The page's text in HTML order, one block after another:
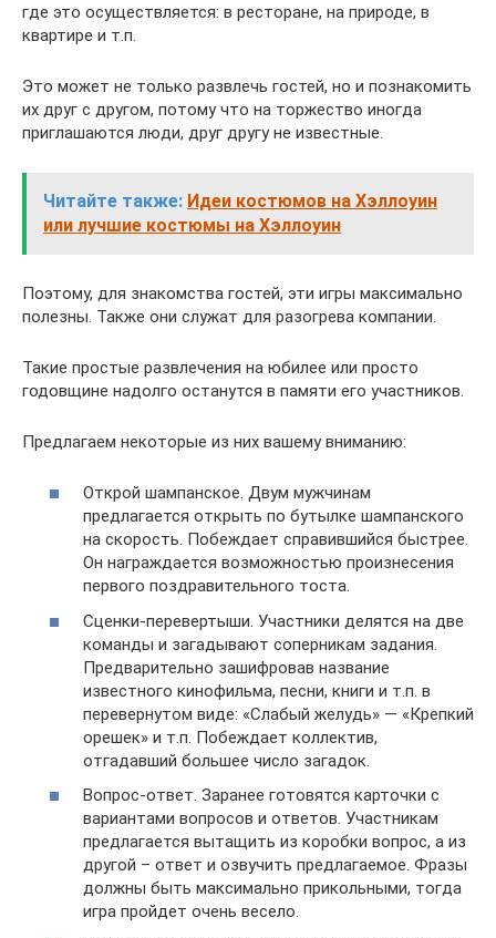
где это осуществляется: в ресторане, на природе, в
квартире и т.п.
Это может не только развлечь гостей, но и познакомить
их друг с другом, потому что на торжество иногда
приглашаются люди, друг другу не известные.
Читайте также: Идеи костюмов на Хэллоуин
или лучшие костюмы на Хэллоуин
Поэтому, для знакомства гостей, эти игры максимально
полезны. Также они служат для разогрева компании.
Такие простые развлечения на юбилее или просто
годовщине надолго останутся в памяти его участников.
Предлагаем некоторые из них вашему вниманию:
Открой шампанское. Двум мужчинам
предлагается открыть по бутылке шампанского
на скорость. Побеждает справившийся быстрее.
Он награждается возможностью произнесения
первого поздравительного тоста.
Сценки-перевертыши. Участники делятся на две
команды и загадывают соперникам задания.
Предварительно зашифровав название
известного кинофильма, песни, книги и т.п. в
перевернутом виде: «Слабый желудь» — «Крепкий
орешек» и т.п. Побеждает коллектив,
отгадавший большее число загадок.
Вопрос-ответ. Заранее готовятся карточки с
вариантами вопросов и ответов. Участникам
предлагается вытащить из коробки вопрос, а из
другой – ответ и озвучить предлагаемое. Фразы
должны быть максимально прикольными, тогда
игра пройдет очень весело.